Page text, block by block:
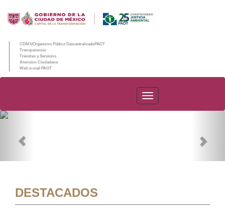
CDMX/Organismo Público Descentralizado/PAOT
Transparencia
Trámites y Servicios
Atención Ciudadana
Web e-mail PAOT
PAOT
DESTACADOS